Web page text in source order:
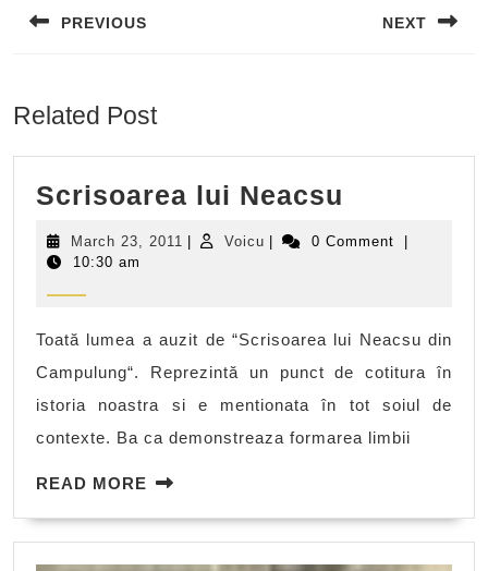
PREVIOUS NEXT
Related Post
Scrisoarea lui Neacsu
Neacsu
March 23, 2011 MarchVoicu Voicu 0 Comment
10:30 am
Toată lumea a auzit de “Scrisoarea lui Neacsu din
Campulung“. Reprezintă un punct de cotitura în
istoria noastra si e mentionata în tot soiul de
contexte. Ba ca demonstreaza formarea limbii
READ MORE READ